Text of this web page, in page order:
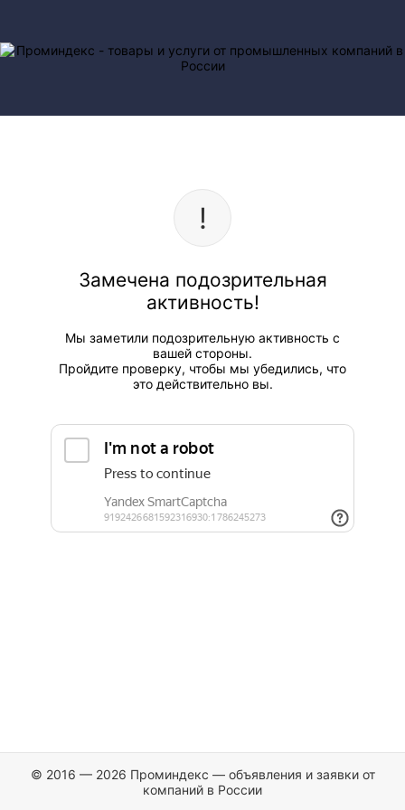
Замечена подозрительная
активность!
Мы заметили подозрительную активность с
вашей стороны.
Пройдите проверку, чтобы мы убедились, что
это действительно вы.
© 2016 — 2026 Проминдекс — объявления и заявки от
компаний в России